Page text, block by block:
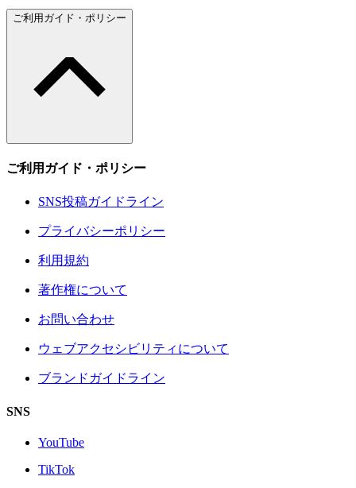
ご利用ガイド・ポリシー
ご利用ガイド・ポリシー
SNS投稿ガイドライン
プライバシーポリシー
利用規約
著作権について
お問い合わせ
ウェブアクセシビリティについて
ブランドガイドライン
SNS
YouTube
TikTok